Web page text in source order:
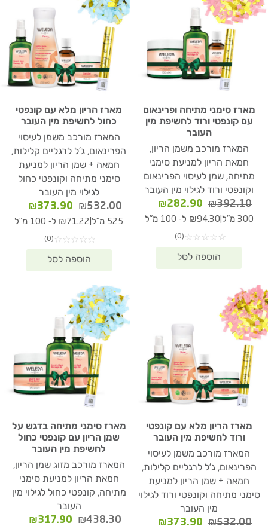
מארז סימני מתיחה ופרינאום
עם קונפטי ורוד לחשיפת מין
העובר
המארז מורכב משמן הריון,
חמאת הריון למניעת סימני
מתיחה, שמן לעיסוי הפרינאום
וקונפטי ורוד לגילוי מין העובר
₪392.10
המחיר
המקורי
₪392.10.
₪282.90
המחיר
הנוכחי
300 מ"ל ₪94.30 ל- 100 מ"ל
☆
☆
☆
☆
☆
(0)
מארז הריון מלא עם קונפטי
כחול לחשיפת מין העובר
המארז מורכב משמן לעיסוי
הפרינאום, ג'ל לרגליים קלילות,
חמאה + שמן הריון למניעת
סימני מתיחה וקונפטי כחול
לגילוי מין העובר
₪532.00
המחיר
המקורי
₪532.00.
₪373.90
הנוכחי
525 מ"ל ₪71.22 ל- 100 מ"ל
☆
☆
☆
☆
☆
(0)
מארז הריון מלא עם קונפטי
ורוד לחשיפת מין העובר
המארז מורכב משמן לעיסוי
הפרינאום, ג'ל לרגליים קלילות,
חמאה + שמן הריון למניעת
סימני מתיחה וקונפטי ורוד לגילוי
מין העובר
₪532.00 המחיר ₪373.90 המחיר
מארז סימני מתיחה בדגש על
שמן הריון עם קונפטי כחול
לחשיפת מין העובר
המארז מורכב מזוג שמן הריון,
חמאת הריון למניעת סימני
מתיחה, קונפטי כחול לגילוי מין
העובר
₪438.30
המחיר
₪317.90